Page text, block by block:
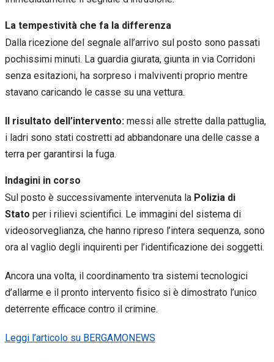
La tempestività che fa la differenza
Dalla ricezione del segnale all’arrivo sul posto sono passati
pochissimi minuti. La guardia giurata, giunta in via Corridoni
senza esitazioni, ha sorpreso i malviventi proprio mentre
stavano caricando le casse su una vettura.
Il risultato dell’intervento:messi alle strette dalla pattuglia,
i ladri sono stati costretti ad abbandonare una delle casse a
terra per garantirsi la fuga.
Indagini in corso
Sul posto è successivamente intervenuta la Polizia di
Stato per i rilievi scientifici. Le immagini del sistema di
videosorveglianza, che hanno ripreso l’intera sequenza, sono
ora al vaglio degli inquirenti per l’identificazione dei soggetti.
Ancora una volta, il coordinamento tra sistemi tecnologici
d’allarme e il pronto intervento fisico si è dimostrato l’unico
deterrente efficace contro il crimine.
Leggi l’articolo su BERGAMONEWS